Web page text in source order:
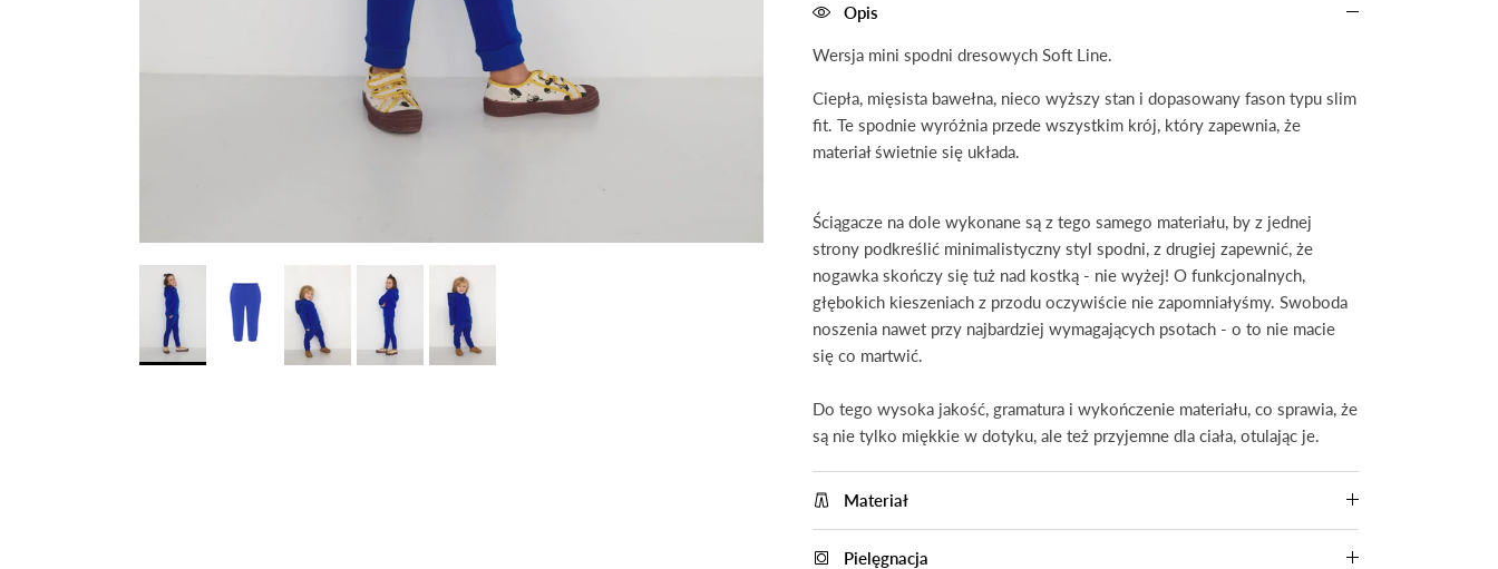
Opis
Wersja mini spodni dresowych Soft Line.
Ciepła, mięsista bawełna, nieco wyższy stan i dopasowany fason typu slim
fit. Te spodnie wyróżnia przede wszystkim krój, który zapewnia, że
materiał świetnie się układa.
Ściągacze na dole wykonane są z tego samego materiału, by z jednej
strony podkreślić minimalistyczny styl spodni, z drugiej zapewnić, że
nogawka skończy się tuż nad kostką - nie wyżej! O funkcjonalnych,
głębokich kieszeniach z przodu oczywiście nie zapomniałyśmy. Swoboda
noszenia nawet przy najbardziej wymagających psotach - o to nie macie
się co martwić.
Do tego wysoka jakość, gramatura i wykończenie materiału, co sprawia, że
są nie tylko miękkie w dotyku, ale też przyjemne dla ciała, otulając je.
Materiał
Pielęgnacja
Zapisz się i otrzymaj 10% zniżki
Dołącz do #MKTPGirls i odbierz rabat 10% na pierwsze
zakupy. Zapisz się do newslettera! Bądź na bieżąco z
trendami, nowościami i otrzymuj jako pierwsza informacje o
rabatach i promocjach. Klikając "zapisz się" wyrażasz zgodę
na otrzymywanie newslettera. W każdej chwili będziesz
mogła wycofać swoje zgody i wypisać się z listy, zobacz
naszą politykę prywatności.